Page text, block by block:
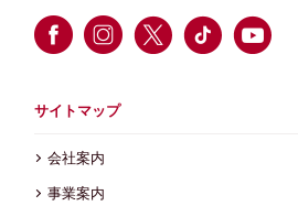
サイトマップ
会社案内
事業案内